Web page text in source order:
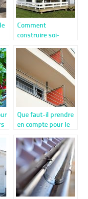
Comment
construire soi-
véranda ?
Que faut-il prendre
en compte pour le
corps ?